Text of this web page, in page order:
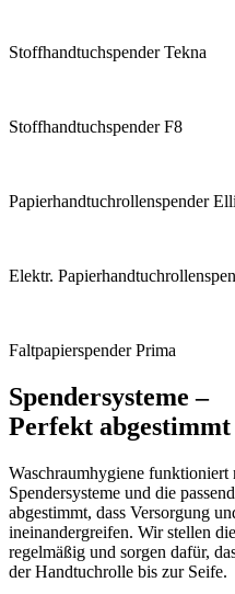
Stoffhandtuchspender Tekna
Stoffhandtuchspender F8
Papierhandtuchrollen­spender
Elektr.
Faltpapierspender Prima
Spendersysteme –
Perfekt abgestimmt
Waschraumhygiene
Spendersysteme und die
abgestimmt, dass Versorgung
ineinandergreifen. Wir stellen
regelmäßig und sorgen dafür,
der Handtuchrolle bis zur Seife.